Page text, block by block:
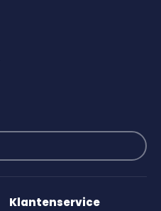
Klantenservice